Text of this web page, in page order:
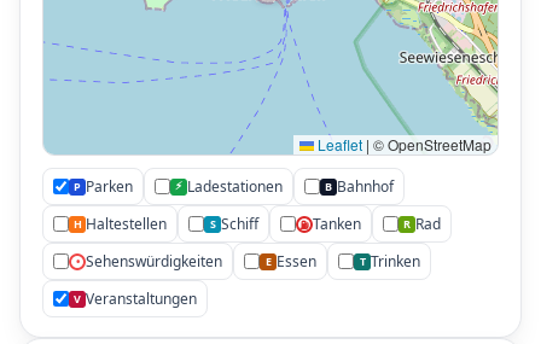
Leaflet | © OpenStreetMap
P Parken ⚡ Ladestationen B Bahnhof
H Haltestellen S Schiff ⛽ Tanken R Rad
• Sehenswürdigkeiten E Essen T Trinken
V Veranstaltungen